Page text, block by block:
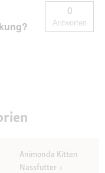
0
Antworten
Animonda Kitten
Nassfutter